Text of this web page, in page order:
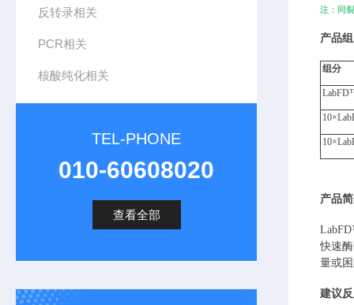
反转录相关
PCR相关
核酸纯化相关
TEL-PHONE
010-60608020
查看全部
注：同
产品
组分
LabFD
10×
10×
产品
LabFD
快速
量或
建议